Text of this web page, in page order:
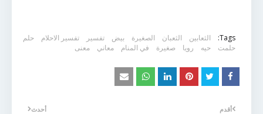
Tags: الثعابين الثعبان الصغيرة بيض تفسير تفسير الاحلام
حلم
حلمت
حيه رويا صغيرة في المنام معاني معنى
أحدث أقدم